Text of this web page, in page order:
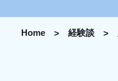
Home 経験談